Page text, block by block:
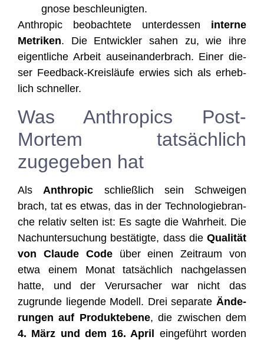
gno­se beschleunigten.
Anthro­pic beob­ach­te­te unter­des­sen inter­ne
Metri­ken. Die Ent­wick­ler sahen zu, wie ihre
eigent­li­che Arbeit aus­ein­an­der­brach. Einer die­
ser Feed­back-Kreis­läu­fe erwies sich als erheb­
lich schneller.
Was Anthropics Post-
Mortem tatsächlich
zugegeben hat
Als Anthro­pic schließ­lich sein Schwei­gen
brach, tat es etwas, das in der Tech­no­lo­gie­bran­
che rela­tiv sel­ten ist: Es sag­te die Wahr­heit. Die
Nach­un­ter­su­chung bestä­tig­te, dass die Qua­li­tät
von Clau­de Codeüber einen Zeit­raum von
etwa einem Monat tat­säch­lich nach­ge­las­sen
hat­te, und der Ver­ur­sa­cher war nicht das
zugrun­de lie­gen­de Modell. Drei sepa­ra­te Ände­
run­gen auf Pro­dukt­ebe­ne, die zwi­schen dem
4. März und dem 16. April ein­ge­führt wor­den